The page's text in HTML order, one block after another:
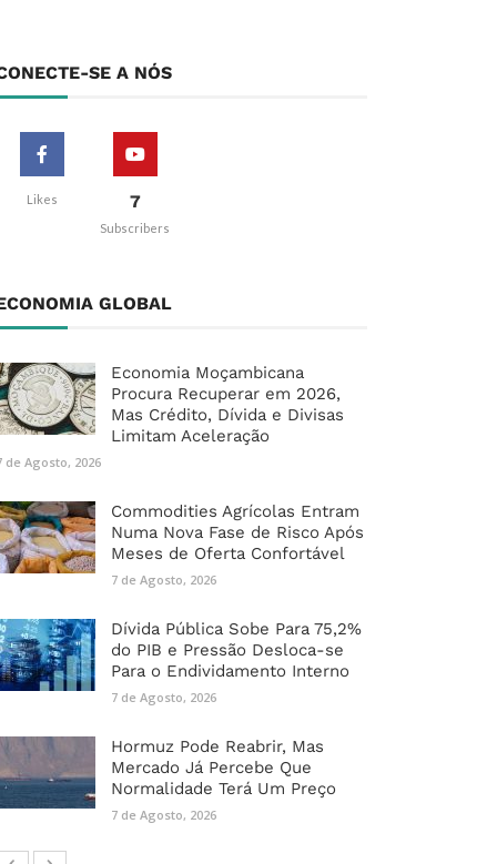
SE A NÓS
Likes 7
Subscribers
GLOBAL
Economia Moçambicana
Procura Recuperar em 2026,
Mas Crédito, Dívida e Divisas
Limitam Aceleração
de Agosto, 2026
Commodities Agrícolas Entram
Numa Nova Fase de Risco Após
Meses de Oferta Confortável
7 de Agosto, 2026
Dívida Pública Sobe Para 75,2%
do PIB e Pressão Desloca-se
Para o Endividamento Interno
7 de Agosto, 2026
Hormuz Pode Reabrir, Mas
Mercado Já Percebe Que
Normalidade Terá Um Preço
7 de Agosto, 2026